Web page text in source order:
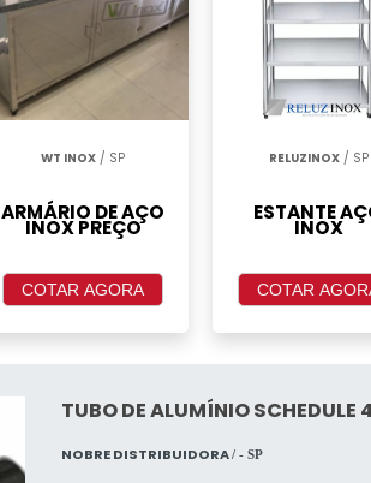
WT INOX / SP
ARMÁRIO DE AÇO
INOX PREÇO
COTAR AGORA
RELUZINOX/ SP
ESTANTE
INOX
COTAR
TUBO DE ALUMÍNIO SCHEDULE
NOBRE DISTRIBUIDORA/ - SP